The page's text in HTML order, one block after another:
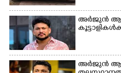
അർജുൻ
അർജുൻ